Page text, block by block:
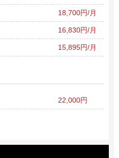
18,700円/月
16,830円/月
15,895円/月
22,000円